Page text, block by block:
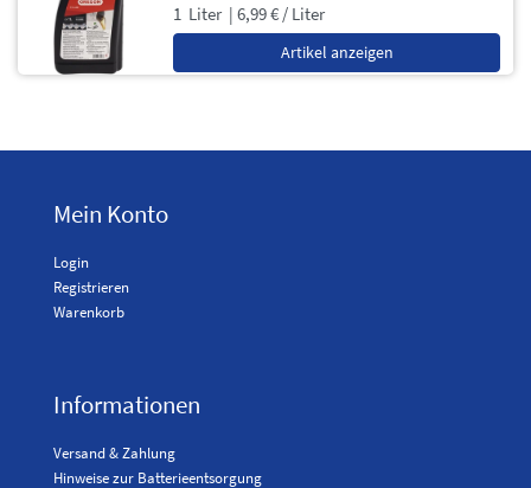
1 Liter | 6,99 € / Liter
Artikel anzeigen
Mein Konto
Login
Registrieren
Warenkorb
Informationen
Versand & Zahlung
Hinweise zur Batterieentsorgung